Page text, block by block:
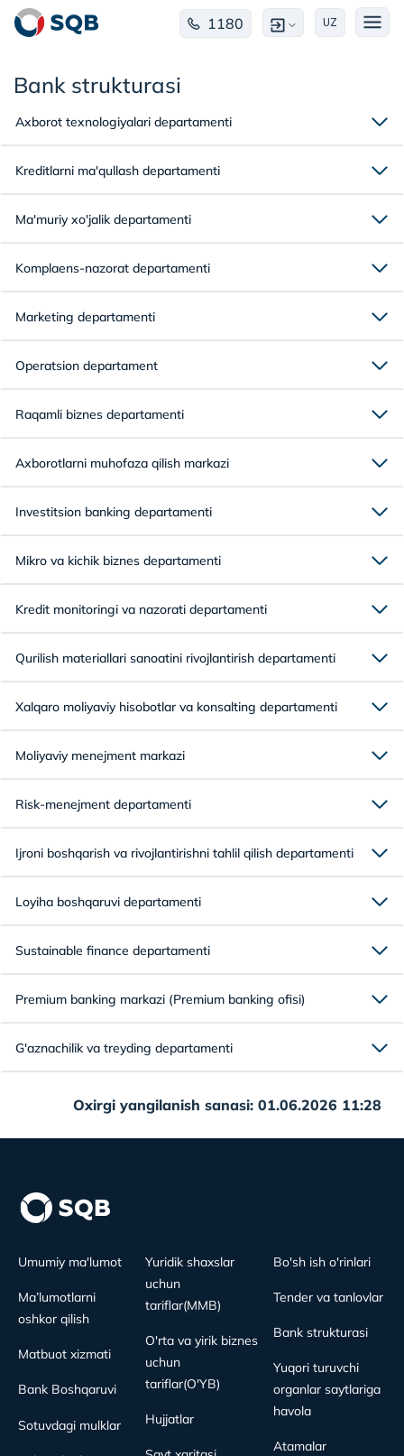
1180 UZ
Bank strukturasi
Axborot texnologiyalari departamenti
Kreditlarni ma'qullash departamenti
Ma'muriy xo'jalik departamenti
Komplaens-nazorat departamenti
Marketing departamenti
Operatsion departament
Raqamli biznes departamenti
Axborotlarni muhofaza qilish markazi
Investitsion banking departamenti
Mikro va kichik biznes departamenti
Kredit monitoringi va nazorati departamenti
Qurilish materiallari sanoatini rivojlantirish departamenti
Xalqaro moliyaviy hisobotlar va konsalting departamenti
Moliyaviy menejment markazi
Risk-menejment departamenti
Ijroni boshqarish va rivojlantirishni tahlil qilish departamenti
Loyiha boshqaruvi departamenti
Sustainable finance departamenti
Premium banking markazi (Premium banking ofisi)
G'aznachilik va treyding departamenti
Oxirgi yangilanish sanasi: 01.06.2026 11:28
Umumiy ma'lumot
Ma’lumotlarni
oshkor qilish
Matbuot xizmati
Bank Boshqaruvi
Sotuvdagi mulklar
Yuridik shaxslar
uchun
tariflar(MMB)
O'rta va yirik biznes
uchun
tariflar(O'YB)
Hujjatlar
Bo'sh ish o'rinlari
Tender va tanlovlar
Bank strukturasi
Yuqori turuvchi
organlar saytlariga
havola
Atamalar